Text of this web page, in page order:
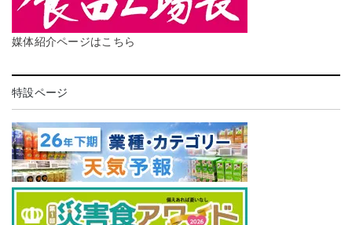
媒体紹介ページはこちら
特設ページ